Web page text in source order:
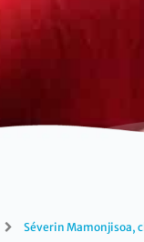
Séverin Mamonjisoa,